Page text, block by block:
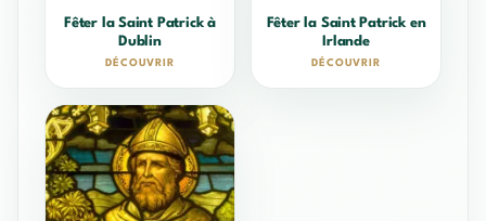
Fêter la Saint Patrick à
Dublin
DÉCOUVRIR
Fêter la Saint Patrick en
Irlande
DÉCOUVRIR